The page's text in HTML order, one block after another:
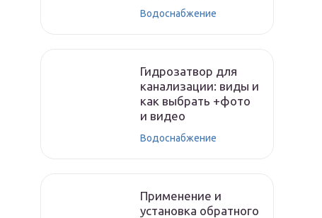
Водоснабжение
Гидрозатвор для
канализации: виды и
как выбрать +фото
и видео
Водоснабжение
Применение и
установка обратного